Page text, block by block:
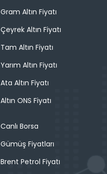
Gram Altın Fiyatı
Çeyrek Altın Fiyatı
Tam Altın Fiyatı
Yarım Altın Fiyatı
Ata Altın Fiyatı
Altın ONS Fiyatı
Canlı Borsa
Gümüş Fiyatları
Brent Petrol Fiyatı